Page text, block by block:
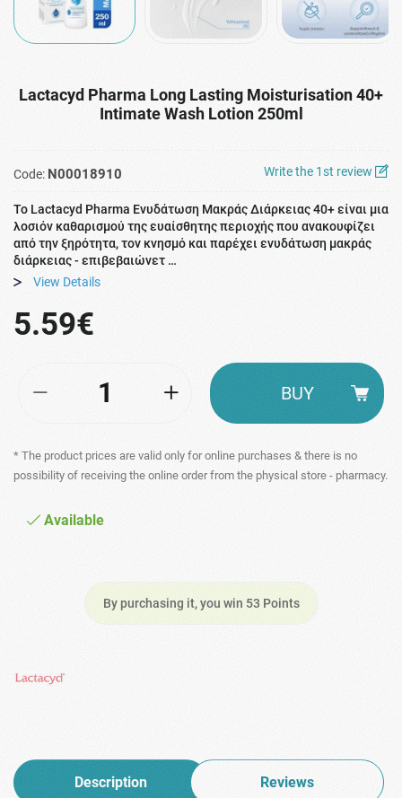
Lactacyd Pharma Long Lasting Moisturisation 40+
Intimate Wash Lotion 250ml
Code: N00018910 Write the 1st review
Το Lactacyd Pharma Ενυδάτωση Μακράς Διάρκειας 40+ είναι μια
λοσιόν καθαρισμού της ευαίσθητης περιοχής που ανακουφίζει
από την ξηρότητα, τον κνησμό και παρέχει ενυδάτωση μακράς
διάρκειας - επιβεβαιώνετ …
View Details
5.59€
* The product prices are valid only for online purchases & there is no
possibility of receiving the online order from the physical store - pharmacy.
Available
By purchasing it, you win 53 Points
BUY
Description Reviews